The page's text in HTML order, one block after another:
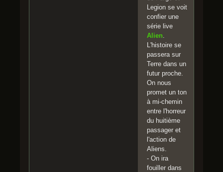
Legion se voit
confier une
série live
Alien
L'histoire se
passera sur
Terre dans un
futur proche.
On nous
promet un ton
à mi-chemin
entre l'horreur
du huitième
passager et
l'action de
Aliens.
- On ira
fouiller dans